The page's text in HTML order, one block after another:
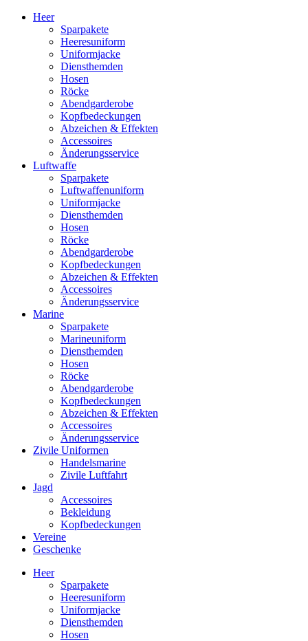
Heer
Sparpakete
Heeresuniform
Uniformjacke
Diensthemden
Hosen
Röcke
Abendgarderobe
Kopfbedeckungen
Abzeichen & Effekten
Accessoires
Änderungsservice
Luftwaffe
Sparpakete
Luftwaffenuniform
Uniformjacke
Diensthemden
Hosen
Röcke
Abendgarderobe
Kopfbedeckungen
Abzeichen & Effekten
Accessoires
Änderungsservice
Marine
Sparpakete
Marineuniform
Diensthemden
Hosen
Röcke
Abendgarderobe
Kopfbedeckungen
Abzeichen & Effekten
Accessoires
Änderungsservice
Zivile Uniformen
Handelsmarine
Zivile Luftfahrt
Jagd
Accessoires
Bekleidung
Kopfbedeckungen
Vereine
Geschenke
Heer
Sparpakete
Heeresuniform
Uniformjacke
Diensthemden
Hosen